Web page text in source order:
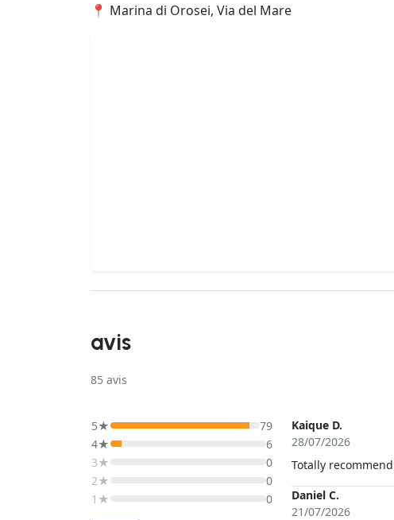
📍 Marina di Orosei, Via del Mare
avis
85 avis
5★
79
4★
6
3★
0
2★
0
1★
0
Kaique D.
28/07/2026
Totally recommend
Daniel C.
21/07/2026